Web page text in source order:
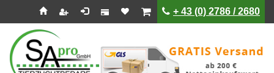
Seitenebreiche:
ist leerist leer+ 43 (0) 2786 / 2680